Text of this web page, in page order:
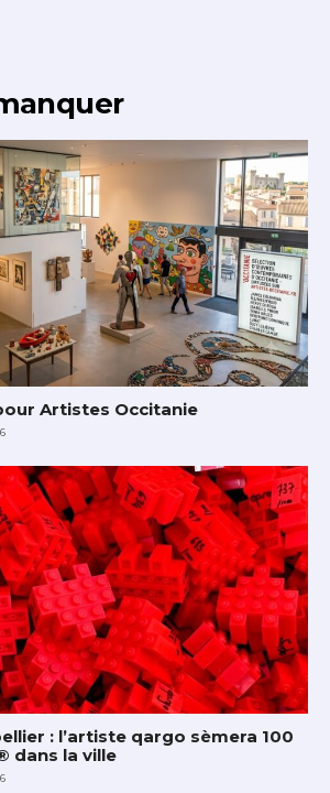
Artistes Occitanie
: l’artiste qargo sèmera 100
dans la ville